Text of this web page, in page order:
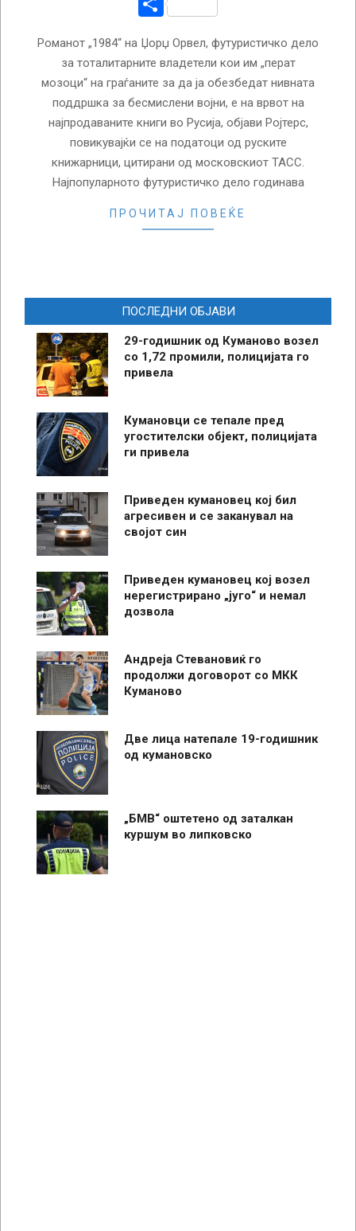
Романот „1984“ на Џорџ Орвел, футуристичко дело
за тоталитарните владетели кои им „перат
мозоци“ на граѓаните за да ја обезбедат нивната
поддршка за бесмислени војни, е на врвот на
најпродаваните книги во Русија, објави Ројтерс,
повикувајќи се на податоци од руските
книжарници, цитирани од московскиот ТАСС.
Најпопуларното футуристичко дело годинава
ПРОЧИТАЈ ПОВЕЌЕ
ПОСЛЕДНИ ОБЈАВИ
29-годишник од Куманово возел
со 1,72 промили, полицијата го
привела
Кумановци се тепале пред
угостителски објект, полицијата
ги привела
Приведен кумановец кој бил
агресивен и се заканувал на
својот син
Приведен кумановец кој возел
нерегистрирано „југо“ и немал
дозвола
Андреја Стевановиќ го
продолжи договорот со МКК
Куманово
Две лица натепале 19-годишник
од кумановско
„БМВ“ оштетено од заталкан
куршум во липковско